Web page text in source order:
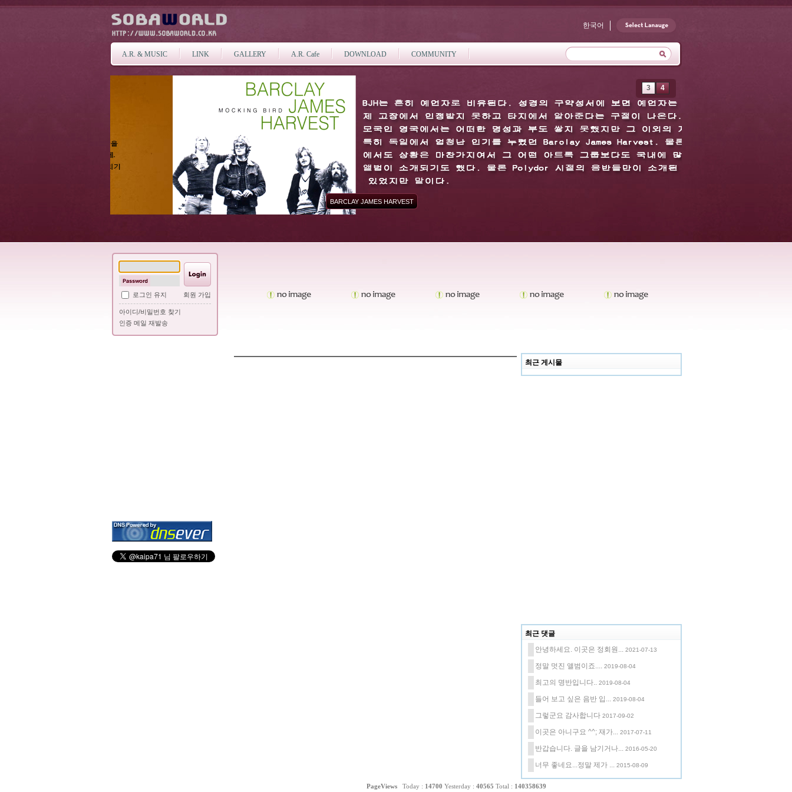
한국어
A.R. & MUSIC LINK GALLERY A.R. Cafe DOWNLOAD COMMUNITY
3 4
BARCLAY JAMES HARVEST
로그인 유지 회원 가입
아이디/비밀번호 찾기
인증 메일 재발송
최근 게시물
최근 댓글
안녕하세요. 이곳은 정회원... 2021-07-13
정말 멋진 앨범이죠.... 2019-08-04
최고의 명반입니다.. 2019-08-04
들어 보고 싶은 음반 입... 2019-08-04
그렇군요 감사합니다 2017-09-02
이곳은 아니구요 ^^; 재가... 2017-07-11
반갑습니다. 글을 남기거나... 2016-05-20
너무 좋네요...정말 제가 ... 2015-08-09
PageViews Today : 14700 Yesterday : 40565 Total : 140358639